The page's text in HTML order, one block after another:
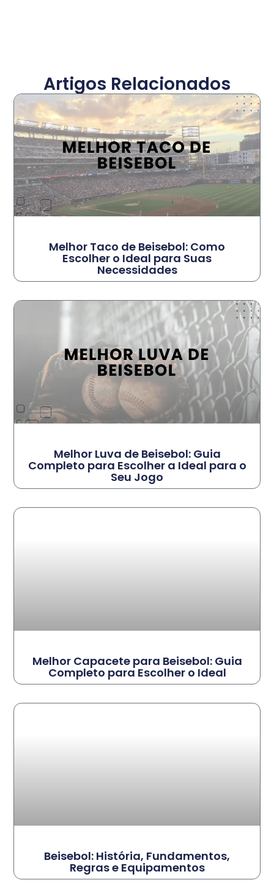
Artigos Relacionados
Melhor Taco de Beisebol: Como
Escolher o Ideal para Suas
Necessidades
Melhor Luva de Beisebol: Guia
Completo para Escolher a Ideal para o
Seu Jogo
Melhor Capacete para Beisebol: Guia
Completo para Escolher o Ideal
Beisebol: História, Fundamentos,
Regras e Equipamentos